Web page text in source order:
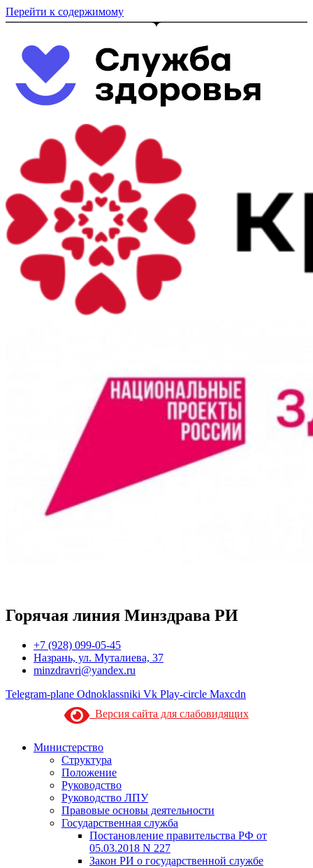
Перейти к содержимому
Горячая линия Минздрава РИ
+7 (928) 099-05-45
Назрань, ул. Муталиева, 37
minzdravri@yandex.ru
Telegram-plane Odnoklassniki Vk Play-circle Maxcdn
Версия сайта для слабовидящих
Министерство
Структура
Положение
Руководство
Руководство ЛПУ
Правовые основы деятельности
Государственная служба
Постановление правительства РФ от
05.03.2018 N 227
Закон РИ о государственной службе